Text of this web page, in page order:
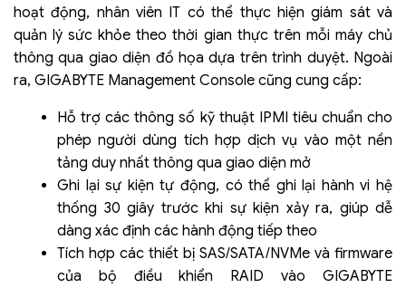
hoạt động, nhân viên IT có thể thực hiện giám sát và
quản lý sức khỏe theo thời gian thực trên mỗi máy chủ
thông qua giao diện đồ họa dựa trên trình duyệt. Ngoài
ra, GIGABYTE Management Console cũng cung cấp:
Hỗ trợ các thông số kỹ thuật IPMI tiêu chuẩn cho
phép người dùng tích hợp dịch vụ vào một nền
tảng duy nhất thông qua giao diện mở
Ghi lại sự kiện tự động, có thể ghi lại hành vi hệ
thống 30 giây trước khi sự kiện xảy ra, giúp dễ
dàng xác định các hành động tiếp theo
Tích hợp các thiết bị SAS/SATA/NVMe và firmware
của bộ điều khiển RAID vào GIGABYTE